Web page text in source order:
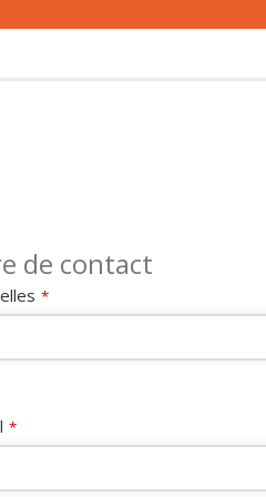
de contact
*
*